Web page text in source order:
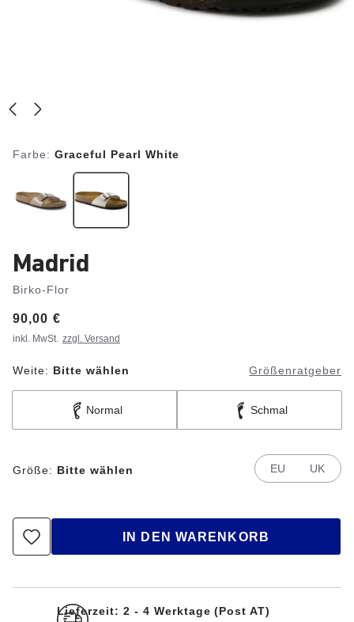
Farbe: Graceful Pearl White
Madrid
Birko-Flor
Price:
90,00 €
inkl. MwSt. zzgl. Versand
Weite: Bitte wählen Größenratgeber
Normal Schmal
Größe: Bitte wählen EU UK
IN DEN WARENKORB
Lieferzeit: 2 - 4 Werktage (Post AT)